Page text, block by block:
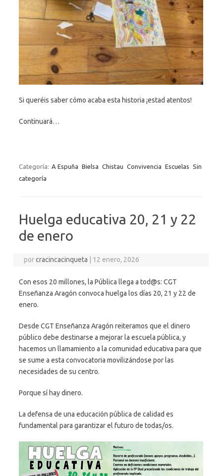
Si queréis saber cómo acaba esta historia ¡estad atentos!
Continuará…
Categoría: A Espuña Bielsa Chistau Convivencia Escuelas Sin
categoría
Huelga educativa 20, 21 y 22
de enero
porcracincacinqueta 12 enero, 2026
Con esos 20 millones, la Pública llega a tod@s: CGT
Enseñanza Aragón convoca huelga los días 20, 21 y 22 de
enero.
Desde CGT Enseñanza Aragón reiteramos que el dinero
público debe destinarse a mejorar la escuela pública, y
hacemos un llamamiento a la comunidad educativa para que
se sume a esta convocatoria movilizándose por las
necesidades de su centro.
Porque sí hay dinero.
La defensa de una educación pública de calidad es
fundamental para garantizar el futuro de todas/os.